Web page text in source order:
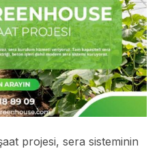
projesi, sera sisteminin